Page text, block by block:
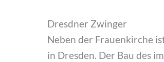
Dresdner Zwinger
Neben der Frauenkirche
in Dresden. Der Bau des